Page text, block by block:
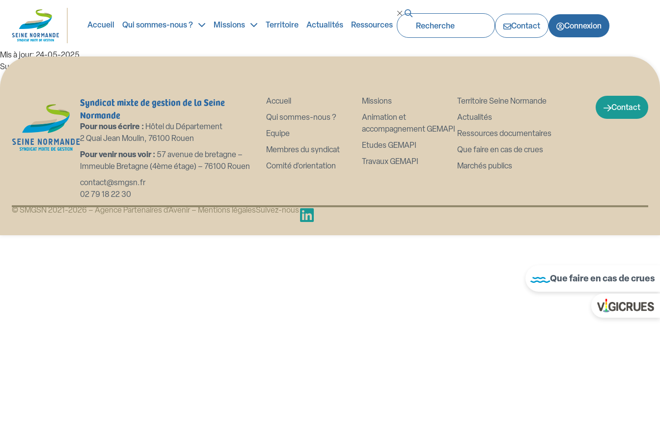
Accueil Qui sommes-nous ? Missions Territoire Actualités Ressources Contact Connexion
99_DE-2025.03.07. Intention d'engagement dans un PAPI pour la Seine Normande
Taille du fichier: 828.69 KB
Créé: 24-05-2025
Mis à jour: 24-05-2025
Succès: 98
Syndicat mixte de gestion de la Seine
Normande
Pour nous écrire : Hôtel du Département
2 Quai Jean Moulin, 76100 Rouen
Pour venir nous voir : 57 avenue de bretagne –
Immeuble Bretagne (4ème étage) – 76100 Rouen
contact@smgsn.fr
02 79 18 22 30
Accueil
Qui sommes-nous ?
Equipe
Membres du syndicat
Comité d’orientation
Missions
Animation et
accompagnement GEMAPI
Etudes GEMAPI
Travaux GEMAPI
Territoire Seine Normande
Actualités
Ressources documentaires
Que faire en cas de crues
Marchés publics
Contact
© SMGSN 2021-2026 – Agence Partenaires d’Avenir – Mentions légalesSuivez-nous
Que faire en cas de crues